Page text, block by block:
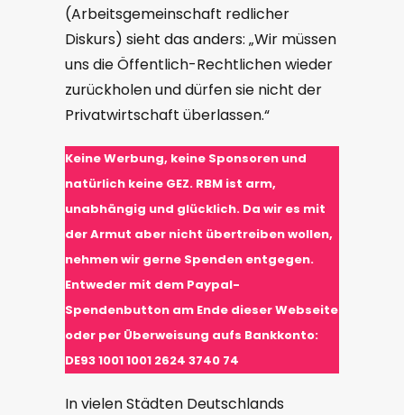
(Arbeitsgemeinschaft redlicher
Diskurs) sieht das anders: „Wir müssen
uns die Öffentlich-Rechtlichen wieder
zurückholen und dürfen sie nicht der
Privatwirtschaft überlassen.“
KeineWerbung, keine Sponsoren und
natürlich keine GEZ. RBM ist arm,
unabhängig und glücklich. Da wir es mit
der Armut aber nicht übertreiben wollen,
nehmen wir gerne Spenden entgegen.
Entweder mit dem Paypal-
Spendenbutton am Ende dieser Webseite
oder per Überweisung aufs Bankkonto:
DE93 1001 1001 2624 3740 74
In vielen Städten Deutschlands